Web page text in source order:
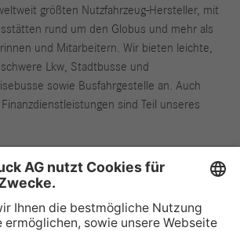
größten Nutzfahrzeug-Hersteller, mit
rund um den Globus und mehr als
und Mitarbeitern. Wir bieten leichte,
Lkw, Stadtbusse und
sowie Busfahrgestelle an. Auch
sind Teil unseres
Hinweise